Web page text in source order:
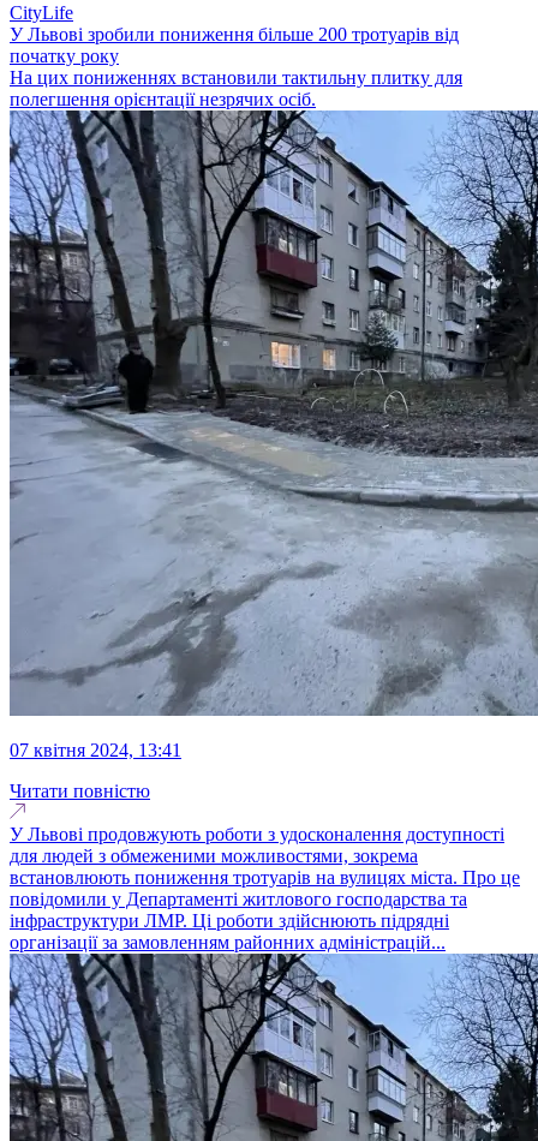
CityLife
У Львові зробили пониження більше 200 тротуарів від
початку року
На цих пониженнях встановили тактильну плитку для
полегшення орієнтації незрячих осіб.
07 квітня 2024, 13:41
Читати повністю
У Львові продовжують роботи з удосконалення доступності
для людей з обмеженими можливостями, зокрема
встановлюють пониження тротуарів на вулицях міста. Про це
повідомили у Департаменті житлового господарства та
інфраструктури ЛМР. Ці роботи здійснюють підрядні
організації за замовленням районних адміністрацій...